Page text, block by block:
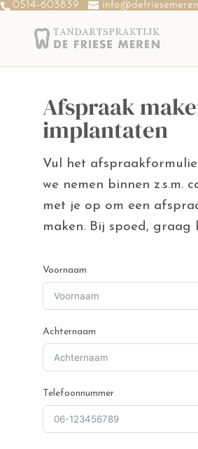
0514-603839
Afspraak
implantaten
Vul het
we nemen binnen z.s.m.
met je op om een
maken. Bij spoed, graag
Voornaam
Achternaam
Telefoonnummer